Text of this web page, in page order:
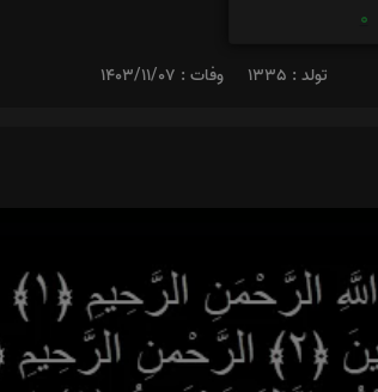
0
تولد : 1335 وفات : 1403/11/07